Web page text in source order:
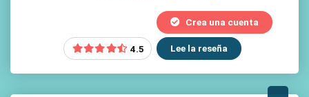
4.5
Crea una cuenta
Lee la reseña